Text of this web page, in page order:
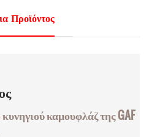
Προϊόντος
καμουφλάζ της GAF